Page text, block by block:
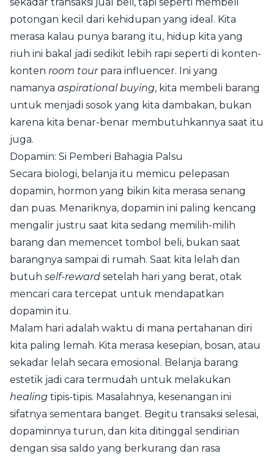
potongan kecil dari kehidupan yang ideal. Kita
merasa kalau punya barang itu, hidup kita yang
riuh ini bakal jadi sedikit lebih rapi seperti di konten-
konten room tourpara influencer. Ini yang
namanya aspirational buying, kita membeli barang
untuk menjadi sosok yang kita dambakan, bukan
karena kita benar-benar membutuhkannya saat itu
juga.
Dopamin: Si Pemberi Bahagia Palsu
Secara biologi, belanja itu memicu pelepasan
dopamin, hormon yang bikin kita merasa senang
dan puas. Menariknya, dopamin ini paling kencang
mengalir justru saat kita sedang memilih-milih
barang dan memencet tombol beli, bukan saat
barangnya sampai di rumah. Saat kita lelah dan
butuh self-reward setelah hari yang berat, otak
mencari cara tercepat untuk mendapatkan
dopamin itu.
Malam hari adalah waktu di mana pertahanan diri
kita paling lemah. Kita merasa kesepian, bosan, atau
sekadar lelah secara emosional. Belanja barang
estetik jadi cara termudah untuk melakukan
healing tipis-tipis. Masalahnya, kesenangan ini
sifatnya sementara banget. Begitu transaksi selesai,
dopaminnya turun, dan kita ditinggal sendirian
dengan sisa saldo yang berkurang dan rasa